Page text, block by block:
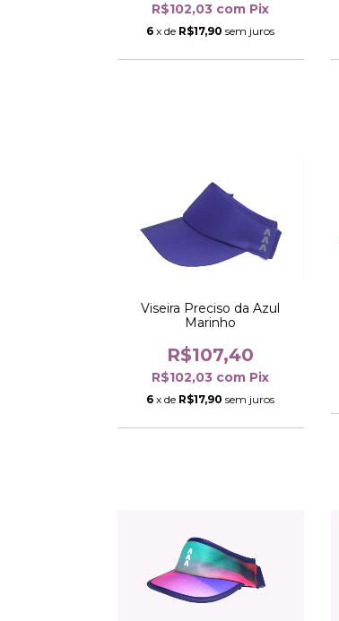
R$102,03 com Pix
6 x de R$17,90 sem juros
Viseira Preciso da Azul
Marinho
R$107,40
R$102,03 com Pix
6 x de R$17,90 sem juros